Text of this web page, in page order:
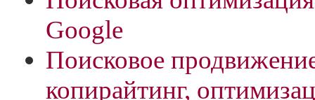
Google
Поисковое
копирайтинг,